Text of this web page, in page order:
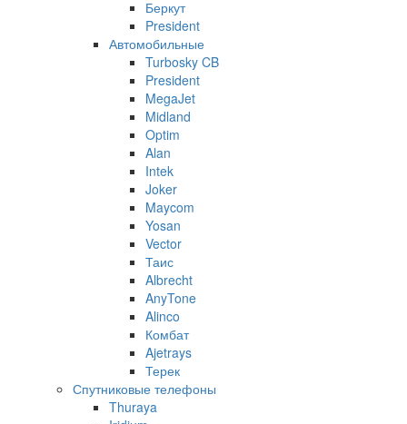
Беркут
President
Автомобильные
Turbosky CB
President
MegaJet
Midland
Optim
Alan
Intek
Joker
Maycom
Yosan
Vector
Таис
Albrecht
AnyTone
Alinco
Комбат
Ajetrays
Терек
Спутниковые телефоны
Thuraya